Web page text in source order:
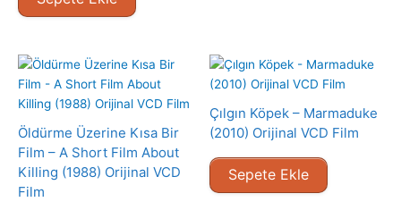
Öldürme Üzerine Kısa Bir
Film – A Short Film About
Killing (1988) Orijinal VCD
Film
Çılgın Köpek – Marmaduke
(2010) Orijinal VCD Film
Sepete Ekle